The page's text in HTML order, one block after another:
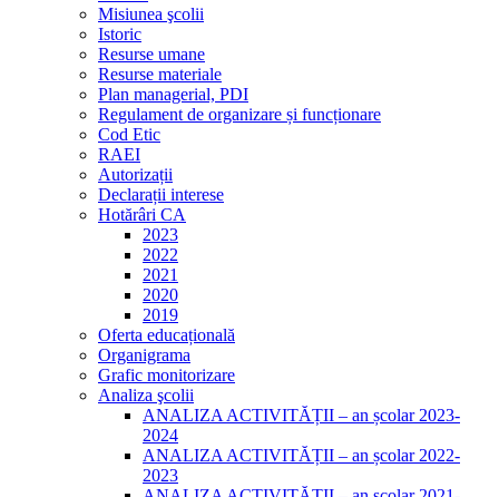
Misiunea şcolii
Istoric
Resurse umane
Resurse materiale
Plan managerial, PDI
Regulament de organizare și funcționare
Cod Etic
RAEI
Autorizații
Declarații interese
Hotărâri CA
2023
2022
2021
2020
2019
Oferta educațională
Organigrama
Grafic monitorizare
Analiza şcolii
ANALIZA ACTIVITĂȚII – an școlar 2023-
2024
ANALIZA ACTIVITĂȚII – an școlar 2022-
2023